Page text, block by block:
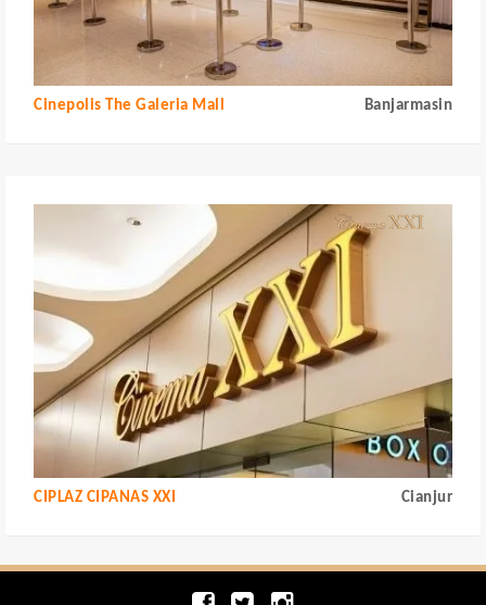
Cinepolis The Galeria Mall Banjarmasin
CIPLAZ CIPANAS XXI Cianjur